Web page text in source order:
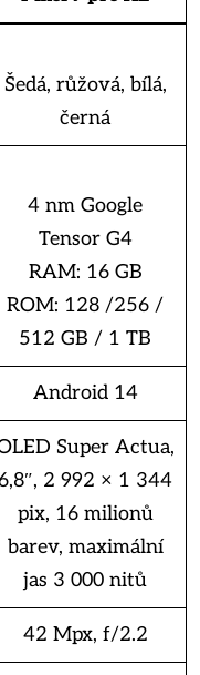
Šedá, růžová, bílá,
černá
4 nm Google
Tensor G4
RAM: 16 GB
ROM: 128 /256 /
512 GB / 1 TB
Android 14
Super Actua,
2 992 × 1 344
pix, 16 milionů
barev, maximální
jas 3 000 nitů
42 Mpx, f/2.2